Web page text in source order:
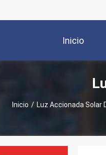
Inicio
Inicio / Luz Accionada Solar